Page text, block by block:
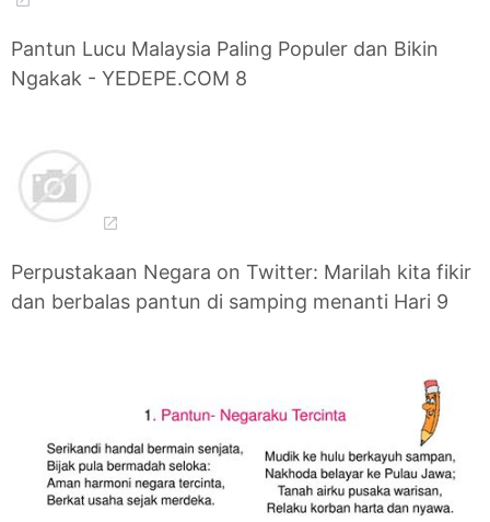
Pantun Lucu Malaysia Paling Populer dan Bikin
Ngakak - YEDEPE.COM 8
Perpustakaan Negara on Twitter: Marilah kita fikir
dan berbalas pantun di samping menanti Hari 9